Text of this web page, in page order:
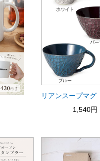
リアンスープマグ
1,540円